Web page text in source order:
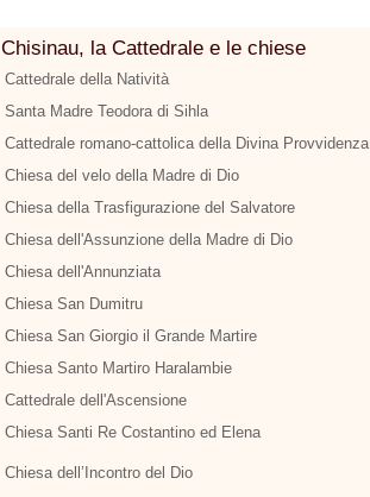
Chisinau, la Cattedrale e le chiese
Cattedrale della Natività
Santa Madre Teodora di Sihla
Cattedrale romano-cattolica della Divina Provvidenza
Chiesa del velo della Madre di Dio
Chiesa della Trasfigurazione del Salvatore
Chiesa dell'Assunzione della Madre di Dio
Chiesa dell'Annunziata
Chiesa San Dumitru
Chiesa San Giorgio il Grande Martire
Chiesa Santo Martiro Haralambie
Cattedrale dell'Ascensione
Chiesa Santi Re Costantino ed Elena
Chiesa dell’Incontro del Dio